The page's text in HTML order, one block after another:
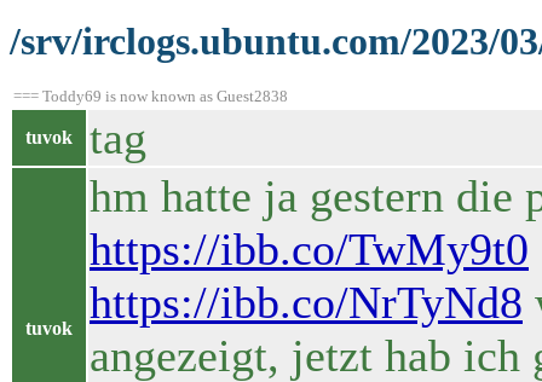
/srv/irclogs.ubuntu.com/2023/
=== Toddy69 is now known as Guest2838
tuvok tag
tuvok
hm hatte ja gestern
https://ibb.co/TwMy9t0
https://ibb.co/NrTyNd8
angezeigt, jetzt hab ich